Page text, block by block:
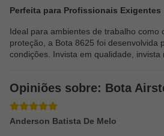
Perfeita para Profissionais Exigentes
Ideal para ambientes de trabalho como
proteção, a Bota 8625 foi desenvolvida
condições. Invista em qualidade, invista
Opiniões sobre: Bota
Anderson Batista De Melo